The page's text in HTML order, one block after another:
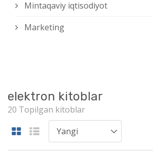
Mintaqaviy iqtisodiyot
Marketing
elektron kitoblar
20 Topilgan kitoblar